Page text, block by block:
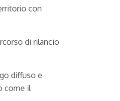
con
di rilancio
diffuso e
come il